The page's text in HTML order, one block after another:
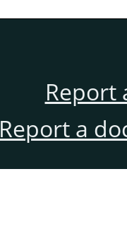
Report
Report a